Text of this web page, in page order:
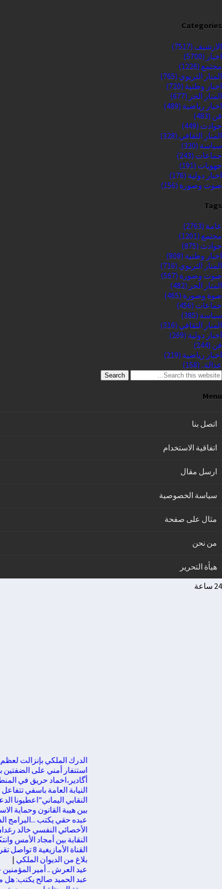
Categories
الارشيف (7517)
اخبار (5700)
مجتمع (1226)
المنار التربوي (765)
اخبار وطنية (720)
المنار الحر (677)
اخبار رياضية (489)
فن (483)
حوادث (449)
المنار الثقافي (328)
سياسة (320)
جماعات (243)
جهويات (191)
اخبار دولية (176)
صوت وصورة (156)
Tags
عامة (2763)
مجتمع (1201)
حوادث (875)
اخبار وطنية (808)
المنار التربوي (716)
صوت وصورة (567)
المنار الحر (482)
صوة وصورة (465)
جماعات (456)
سياسة (385)
المنار الثقافي (316)
اخبار دولية (269)
فن (244)
اخبار رياضية (219)
عدالة.. (158)
Search
Menu
اتصل بنا
اتفاقية الاستخدام
ارسل مقال
سياسة الخصوصية
مثال على صفحة
من نحن
هيأة التحرير
24 ساعة
الدرك الملكي بإنزالت لعظم
استنفار أمني على الضفتين
أگادير،اخماد حريق في
النيابة العامة باسفي
النقابي اليماني"اعطيونا
بين هيبة القانون وحماية
عبده حقي يكتب ...البرامج
الأخصائي النفسي خالد
النقابة بين أمجاد الأمس
القناة الأمازيغية 8 تواصل تقريب المشاهد من نبض المدن المغربية عبر برنامج "فسحة الصيف"
بلاغ من الديوان الملكي|
عيد العرش .. أمير المؤمنين
عبد الحميد صالح يكتب: هل